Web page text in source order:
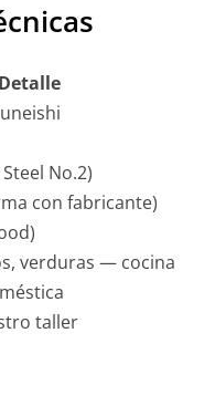
Detalle
No.2)
con fabricante)
verduras — cocina
taller